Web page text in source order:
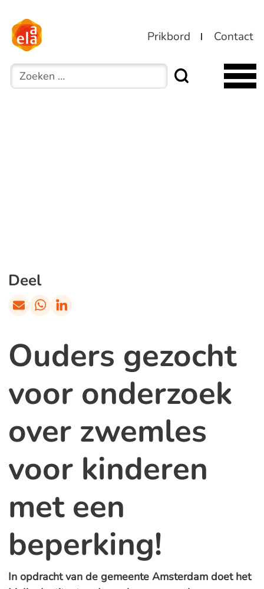
Prikbord Contact
Zoeken
Ouders gezocht
voor onderzoek
over zwemles
voor kinderen
met een
beperking!
In opdracht van de gemeente Amsterdam doet het
Deel